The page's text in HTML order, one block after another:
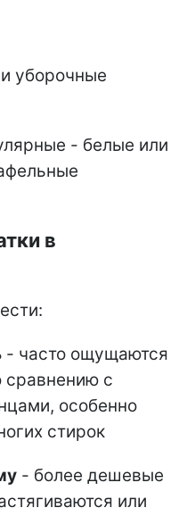
уборочные
- белые или
в
- часто ощущаются
сравнению с
особенно
стирок
- более дешевые
или